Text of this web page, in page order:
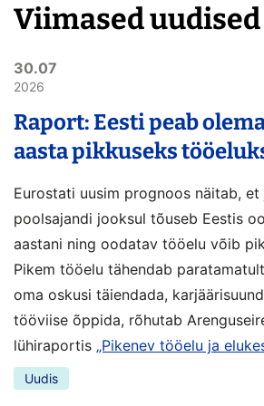
Viimased uudised
30.07
2026
Raport: Eesti peab
aasta pikkuseks
Eurostati uusim prognoos näitab, et
poolsajandi jooksul tõuseb Eestis
aastani ning oodatav tööelu võib
Pikem tööelu tähendab
oma oskusi täiendada,
tööviise õppida, rõhutab
lühiraportis „Pikenev tööelu ja
Uudis